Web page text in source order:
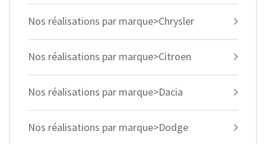
Nos réalisations par marque>Chrysler
Nos réalisations par marque>Citroen
Nos réalisations par marque>Dacia
Nos réalisations par marque>Dodge